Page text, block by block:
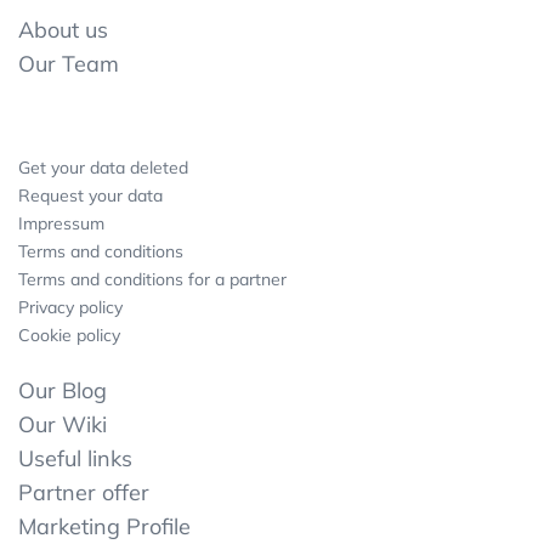
About us
Our Team
Get your data deleted
Request your data
Impressum
Terms and conditions
Terms and conditions for a partner
Privacy policy
Cookie policy
Our Blog
Our Wiki
Useful links
Partner offer
Marketing Profile